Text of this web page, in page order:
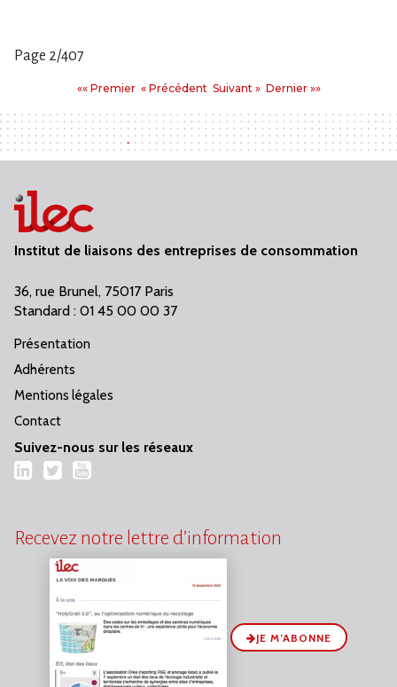
Page 2/407
«« PremierPremier
« PrécédentPrécédent
Suivant
Suivant » Dernier
Dernier »»
Institut de liaisons des entreprises de consommation
36, rue Brunel, 75017 Paris
Standard : 01 45 00 00 37
Présentation
Adhérents
Mentions légales
Contact
Suivez-nous sur les réseaux
LinkedIn
TwitterYouTube
Recevez notre lettre d’information
JE M’ABONNE